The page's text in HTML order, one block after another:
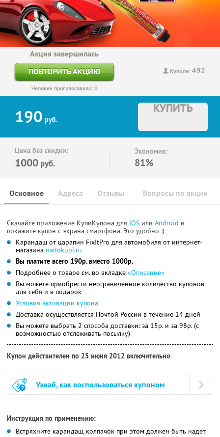
Купили:492
Акция завершилась
ПОВТОРИТЬ АКЦИЮ
Человек проголосовало: 0
190 руб.
КУПИТЬ
Цена без скидки:
1000 руб.
Экономия:
81%
Основное Отзывы Вопросы по акции
Адреса
Скачайте приложение КупиКупона для IOS или Android и
покажите купон с экрана смартфона. Это удобно :)
Карандаш от царапин FixItPro для автомобиля от интернет-
магазина nadokupi.ru
Вы платите всего 190р. вместо 1000р.
Подробнее о товаре см. во вкладке «Описание»
Вы можете приобрести неограниченное количество купонов
для себя и в подарок
Условия активации купона
Доставка осуществляется Почтой России в течение 14 дней
Вы можете выбрать 2 способа доставки: за 15р. и за 98р. (с
возможностью отслеживать посылку)
Купон действителен по 25 июня 2012 включительно
Узнай, как воспользоваться купоном
Инструкция по применению:
Встряхните карандаш, колпачок при этом должен быть надет